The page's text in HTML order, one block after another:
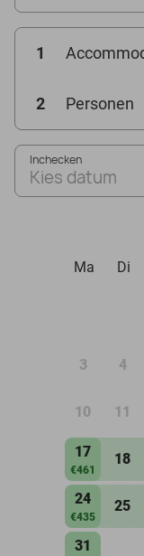
1
2 Personen
Inchecken
Kies datum
Ma
Di
3 4
10 11
17
€461
18
24
€435
25
31